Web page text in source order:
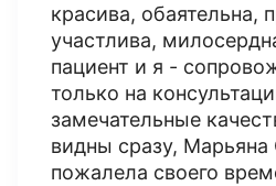
красива, обаятельна,
участлива,
пациент и я -
только на
замечательные
видны сразу, Марьяна
пожалела своего